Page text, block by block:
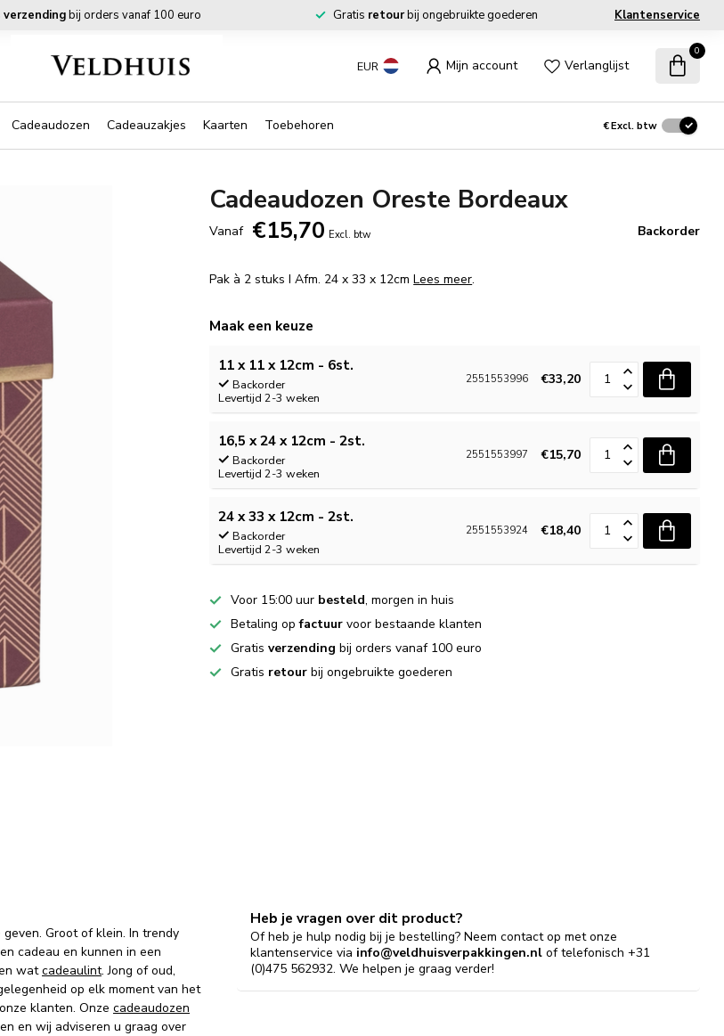
verzendingbij orders vanaf 100 euro Gratis retourbij ongebruikte goederen Klantenservice
EUR Mijn account Verlanglijst
0
Cadeaudozen Cadeauzakjes Kaarten Toebehoren €Excl. btw
Cadeaudozen Oreste Bordeaux
Vanaf €15,70 Excl. btw Backorder
Pak à 2 stuks I Afm. 24 x 33 x 12cmLees meer.
Maak een keuze
11 x 11 x 12cm - 6st.
Backorder
Levertijd 2-3 weken
2551553996 €33,20
16,5 x 24 x 12cm - 2st.
Backorder
Levertijd 2-3 weken
2551553997 €15,70
24 x 33 x 12cm - 2st.
Backorder
Levertijd 2-3 weken
2551553924 €18,40
Voor 15:00 uur besteld, morgen in huis
Betaling opfactuur voor bestaande klanten
Gratisverzending bij orders vanaf 100 euro
Gratis retour bij ongebruikte goederen
Groot of klein. In trendy
cadeau en kunnen in een
watcadeaulint. Jong of oud,
op elk moment van het
klanten. Onze cadeaudozen
en wij adviseren u graag over
Heb je vragen over dit product?
Of heb je hulp nodig bij je bestelling? Neem contact op met onze
klantenservice via info@veldhuisverpakkingen.nl of telefonisch +31
(0)475 562932. We helpen je graag verder!